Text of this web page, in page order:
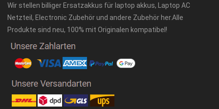
Wir stellen billiger Ersatzakkus für laptop akkus, Laptop AC
Netzteil, Electronic Zubehör und andere Zubehör her.Alle
Produkte sind neu, 100% mit Originalen kompatibel!